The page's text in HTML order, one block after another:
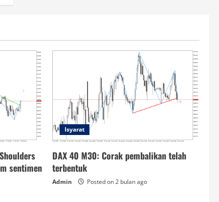
sentimen
Isyarat
DAX 40 M30: Corak pembalikan telah
terbentuk
Admin Posted on 2 bulan ago